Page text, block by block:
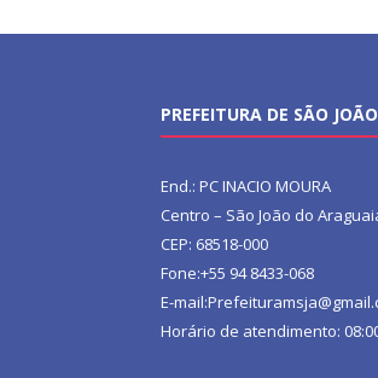
PREFEITURA DE SÃO
End.: PC INACIO MOURA
Centro – São João do
CEP: 68518-000
Fone:+55 94 8433-068
E-
Horário de atendimento: